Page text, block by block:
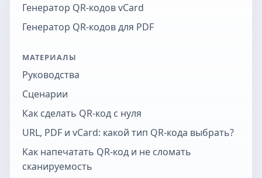
Генератор QR-кодов vCard
Генератор QR-кодов для PDF
МАТЕРИАЛЫ
Руководства
Сценарии
Как сделать QR-код с нуля
URL, PDF и vCard: какой тип QR-кода выбрать?
Как напечатать QR-код и не сломать
сканируемость